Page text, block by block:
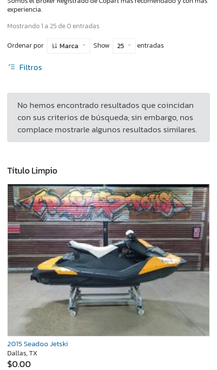
experiencia.
Mostrando 1 a 25 de 0 entradas
Ordenar por
Marca Show 25 entradas
Filtros
No hemos encontrado resultados que coincidan
con sus criterios de búsqueda; sin embargo, nos
complace mostrarle algunos resultados similares.
Título Limpio
2015 Seadoo Jetski
Dallas, TX
$0.00